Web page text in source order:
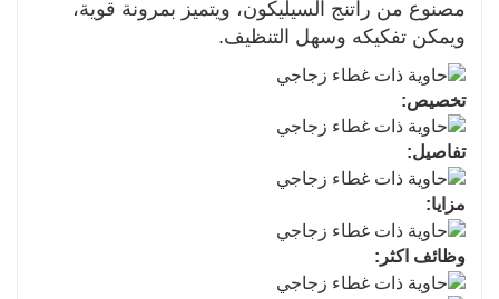
مصنوع من راتنج السيليكون، ويتميز بمرونة قوية،
ويمكن تفكيكه وسهل التنظيف.
تخصيص:
تفاصيل:
مزايا:
وظائف اكثر: